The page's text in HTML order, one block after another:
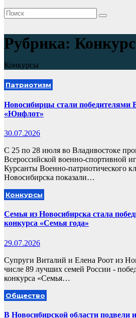
Рубрика:
Конкурсы
Патриотизм
Новосибирцы стали победителями
«Юнфлот»
30.07.2026
С 25 по 28 июля во Владивостоке
Всероссийской военно-спортивной
Курсанты Военно-патриотического
Новосибирска показали…
Конкурсы
Семья из Новосибирска стала
конкурса «Семья года»
29.07.2026
Супруги Виталий и Елена Роот из
числе 89 лучших семей России -
конкурса «Семья…
Общество
В Новосибирской области подвели